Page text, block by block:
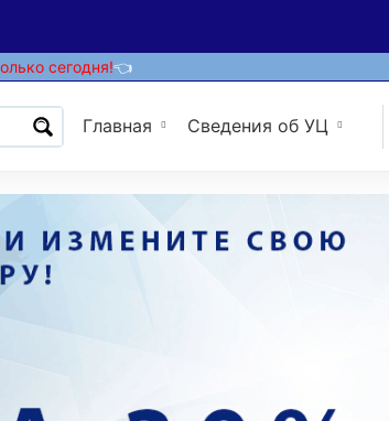
сегодня!👈
Главная Сведения об УЦ